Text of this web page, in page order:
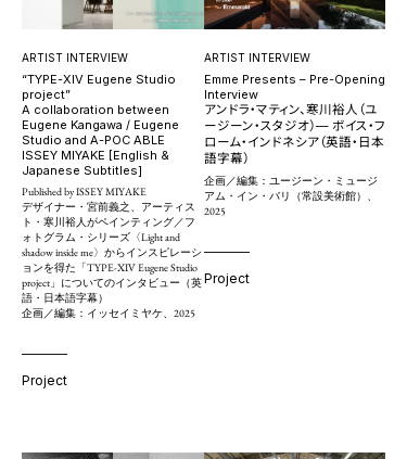
ARTIST INTERVIEW
“TYPE-XIV Eugene Studio
project”
A collaboration between
Eugene Kangawa / Eugene
Studio and A-POC ABLE
ISSEY MIYAKE [English &
Japanese Subtitles]
Published by ISSEY MIYAKE
デザイナー・宮前義之、アーティス
ト・寒川裕人がペインティング／フ
ォトグラム・シリーズ〈Light and
shadow inside me〉からインスピレーシ
ョンを得た「TYPE-XIV Eugene Studio
project」についてのインタビュー（英
語・日本語字幕）
企画／編集：イッセイミヤケ、2025
Project
ARTIST INTERVIEW
Emme Presents – Pre-Opening
Interview
アンドラ・マティン、寒川裕人（ユ
ージーン・スタジオ）― ボイス・フ
ローム・インドネシア（英語・日本
語字幕）
企画／編集：ユージーン・ミュージ
アム・イン・バリ（常設美術館）、
2025
Project